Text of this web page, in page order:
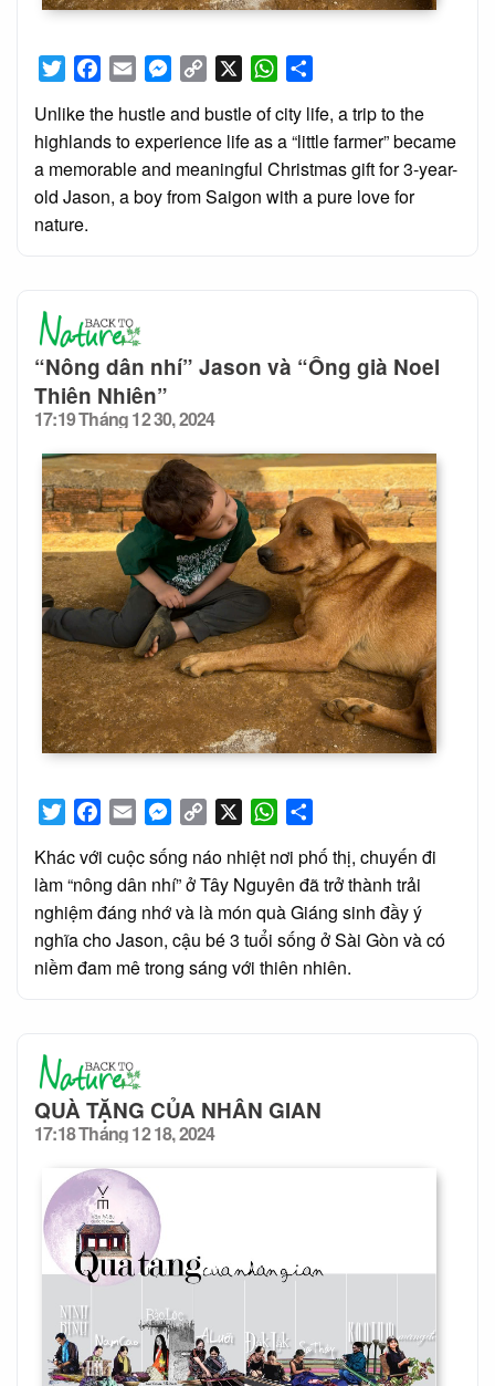
TwitterFacebook
Email Messenger
Copy
WhatsApp
Unlike the hustle and bustle of city life, a trip to the
highlands to experience life as a “little farmer” became
a memorable and meaningful Christmas gift for 3-year-
old Jason, a boy from Saigon with a pure love for
nature.
TwitterFacebook
Email Messenger
Copy
WhatsApp
Khác với cuộc sống náo nhiệt nơi phố thị, chuyến đi
làm “nông dân nhí” ở Tây Nguyên đã trở thành trải
nghiệm đáng nhớ và là món quà Giáng sinh đầy ý
nghĩa cho Jason, cậu bé 3 tuổi sống ở Sài Gòn và có
niềm đam mê trong sáng với thiên nhiên.
“Nông dân nhí” Jason và “Ông già Noel
Thiên Nhiên”
Posted
on
17:19 Tháng 12 30, 2024
QUÀ TẶNG CỦA NHÂN GIAN
Posted
17:18 Tháng 12 18, 2024